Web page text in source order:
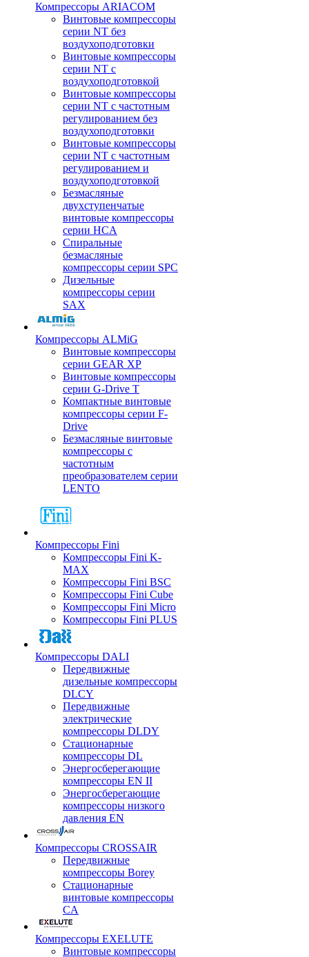
Компрессоры ARIACOM
Винтовые компрессоры
серии NT без
воздухоподготовки
Винтовые компрессоры
серии NT c
воздухоподготовкой
Винтовые компрессоры
серии NT с частотным
регулированием без
воздухоподготовки
Винтовые компрессоры
серии NT с частотным
регулированием и
воздухоподготовкой
Безмасляные
двухступенчатые
винтовые компрессоры
серии HCA
Спиральные
безмасляные
компрессоры серии SPC
Дизельные
компрессоры серии
SAX
Компрессоры ALMiG
Винтовые компрессоры
серии GEAR XP
Винтовые компрессоры
серии G-Drive T
Компактные винтовые
компрессоры серии F-
Drive
Безмасляные винтовые
компрессоры с
частотным
преобразователем серии
LENTO
Компрессоры Fini
Компрессоры Fini K-
MAX
Компрессоры Fini BSC
Компрессоры Fini Cube
Компрессоры Fini Micro
Компрессоры Fini PLUS
Компрессоры DALI
Передвижные
дизельные компрессоры
DLCY
Передвижные
электрические
компрессоры DLDY
Стационарные
компрессоры DL
Энергосберегающие
компрессоры EN II
Энергосберегающие
компрессоры низкого
давления EN
Компрессоры CROSSAIR
Передвижные
компрессоры Borey
Стационарные
винтовые компрессоры
CA
Компрессоры EXELUTE
Винтовые компрессоры